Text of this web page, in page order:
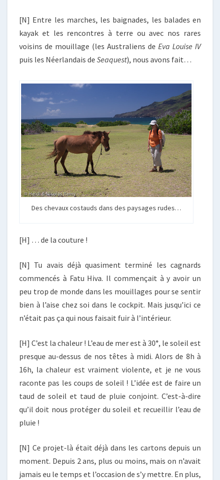
[N] Entre les marches, les baignades, les balades en
kayak et les rencontres à terre ou avec nos rares
voisins de mouillage (les Australiens de Eva Louise IV
puis les Néerlandais de Seaquest), nous avons fait…
Des chevaux costauds dans des paysages rudes…
[H] … de la couture !
[N] Tu avais déjà quasiment terminé les cagnards
commencés à Fatu Hiva. Il commençait à y avoir un
peu trop de monde dans les mouillages pour se sentir
bien à l’aise chez soi dans le cockpit. Mais jusqu’ici ce
n’était pas ça qui nous faisait fuir à l’intérieur.
[H] C’est la chaleur ! L’eau de mer est à 30°, le soleil est
presque au-dessus de nos têtes à midi. Alors de 8h à
16h, la chaleur est vraiment violente, et je ne vous
raconte pas les coups de soleil ! L’idée est de faire un
taud de soleil et taud de pluie conjoint. C’est-à-dire
qu’il doit nous protéger du soleil et recueillir l’eau de
pluie !
[N] Ce projet-là était déjà dans les cartons depuis un
moment. Depuis 2 ans, plus ou moins, mais on n’avait
jamais eu le temps et l’occasion de s’y mettre. En plus,